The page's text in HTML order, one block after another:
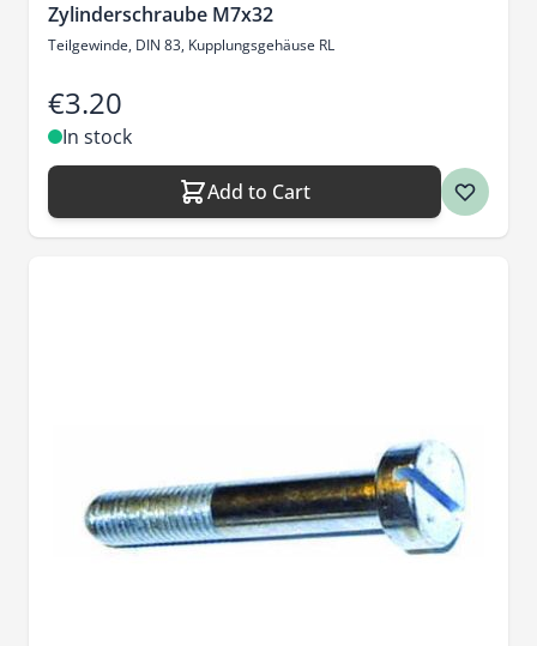
Zylinderschraube M7x32
Teilgewinde, DIN 83, Kupplungsgehäuse RL
€3.20
In stock
Add to Cart